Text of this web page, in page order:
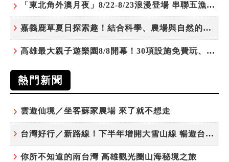
「東北角外澳月夜」8/22-8/23浪漫登場 串聯五漁村、音樂、市集、火舞與慢旅共度夏夜
嘉義鹿草夏日探索趣！結合科學、農場與自然的親子小旅行
高雄最大親子遊樂園8/8開幕！30項設施免費玩、YOYO家族嗨翻暑假
熱門新聞
雲遊仙境／坐客蘇家農場 來了就不想走
台灣好行／新路線！下半年增開大雪山線 暢遊台中更便利
你所不知道的南台灣 高雄觀光圈山海秘境之旅